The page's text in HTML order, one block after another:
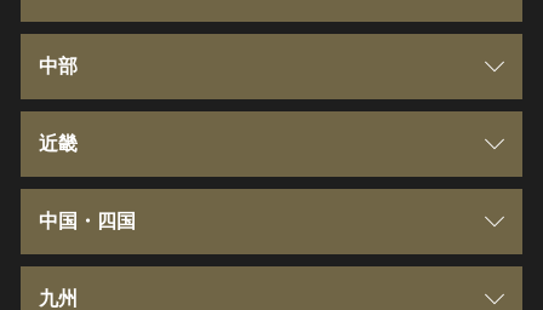
岩手県
山形県
群馬県
埼玉県
中部
新潟県
富山県
近畿
三重県
滋賀県
中国・四国
鳥取県
九州